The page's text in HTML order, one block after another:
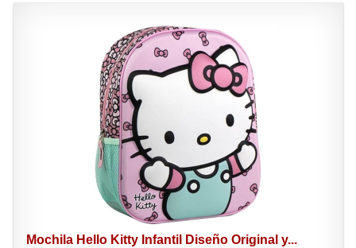
Mochila Hello Kitty Infantil Diseño Original y...